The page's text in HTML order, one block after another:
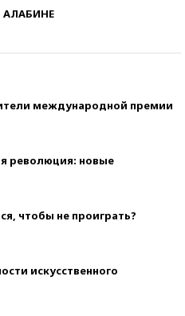
АЛАБИНЕ
международной премии
революция: новые
чтобы не проиграть?
искусственного